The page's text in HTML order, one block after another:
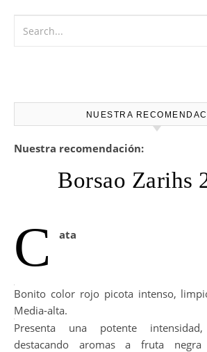
NUESTRA
Nuestra recomendación:
Borsao Zarihs
C ata
Bonito color rojo picota intenso,
Media-alta.
Presenta una potente
destacando aromas a fruta